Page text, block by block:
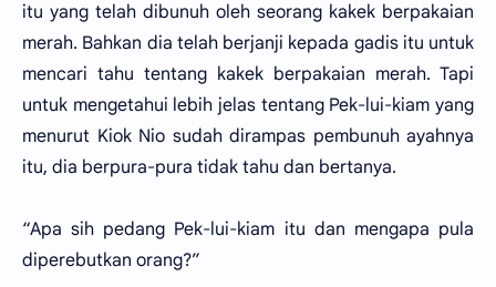
itu yang telah dibunuh oleh seorang kakek berpakaian
merah. Bahkan dia telah berjanji kepada gadis itu untuk
mencari tahu tentang kakek berpakaian merah. Tapi
untuk mengetahui lebih jelas tentang Pek-lui-kiam yang
menurut Kiok Nio sudah dirampas pembunuh ayahnya
itu, dia berpura-pura tidak tahu dan bertanya.
“Apa sih pedang Pek-lui-kiam itu dan mengapa pula
diperebutkan orang?”